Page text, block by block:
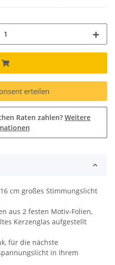
erteilen
Raten zahlen? Weitere
cm großes Stimmungslicht
aus 2 festen Motiv-Folien,
Kerzenglas aufgestellt
für die nächste
in Ihrem